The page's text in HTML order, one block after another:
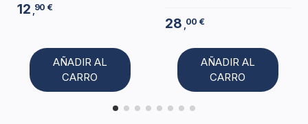
12 90 €
AÑADIR AL
CARRO
28 00 €
AÑADIR AL
CARRO